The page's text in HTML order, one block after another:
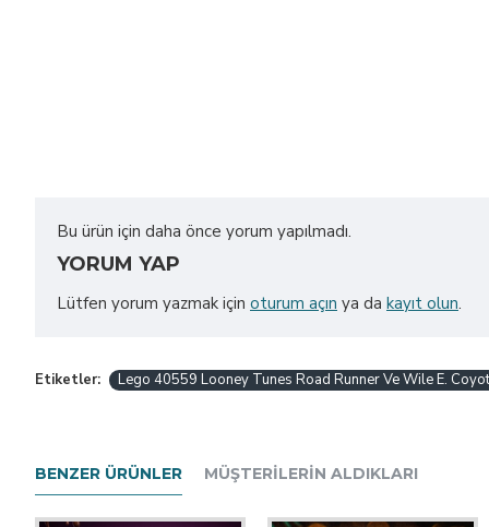
Bu ürün için daha önce yorum yapılmadı.
YORUM YAP
Lütfen yorum yazmak için oturum açın ya da kayıt olun.
Etiketler: Lego 40559 Looney Tunes Road Runner Ve Wile E.
BENZER ÜRÜNLER MÜŞTERILERIN ALDIKLARI